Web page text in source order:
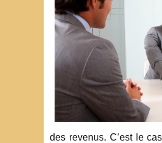
des revenus. C’est le